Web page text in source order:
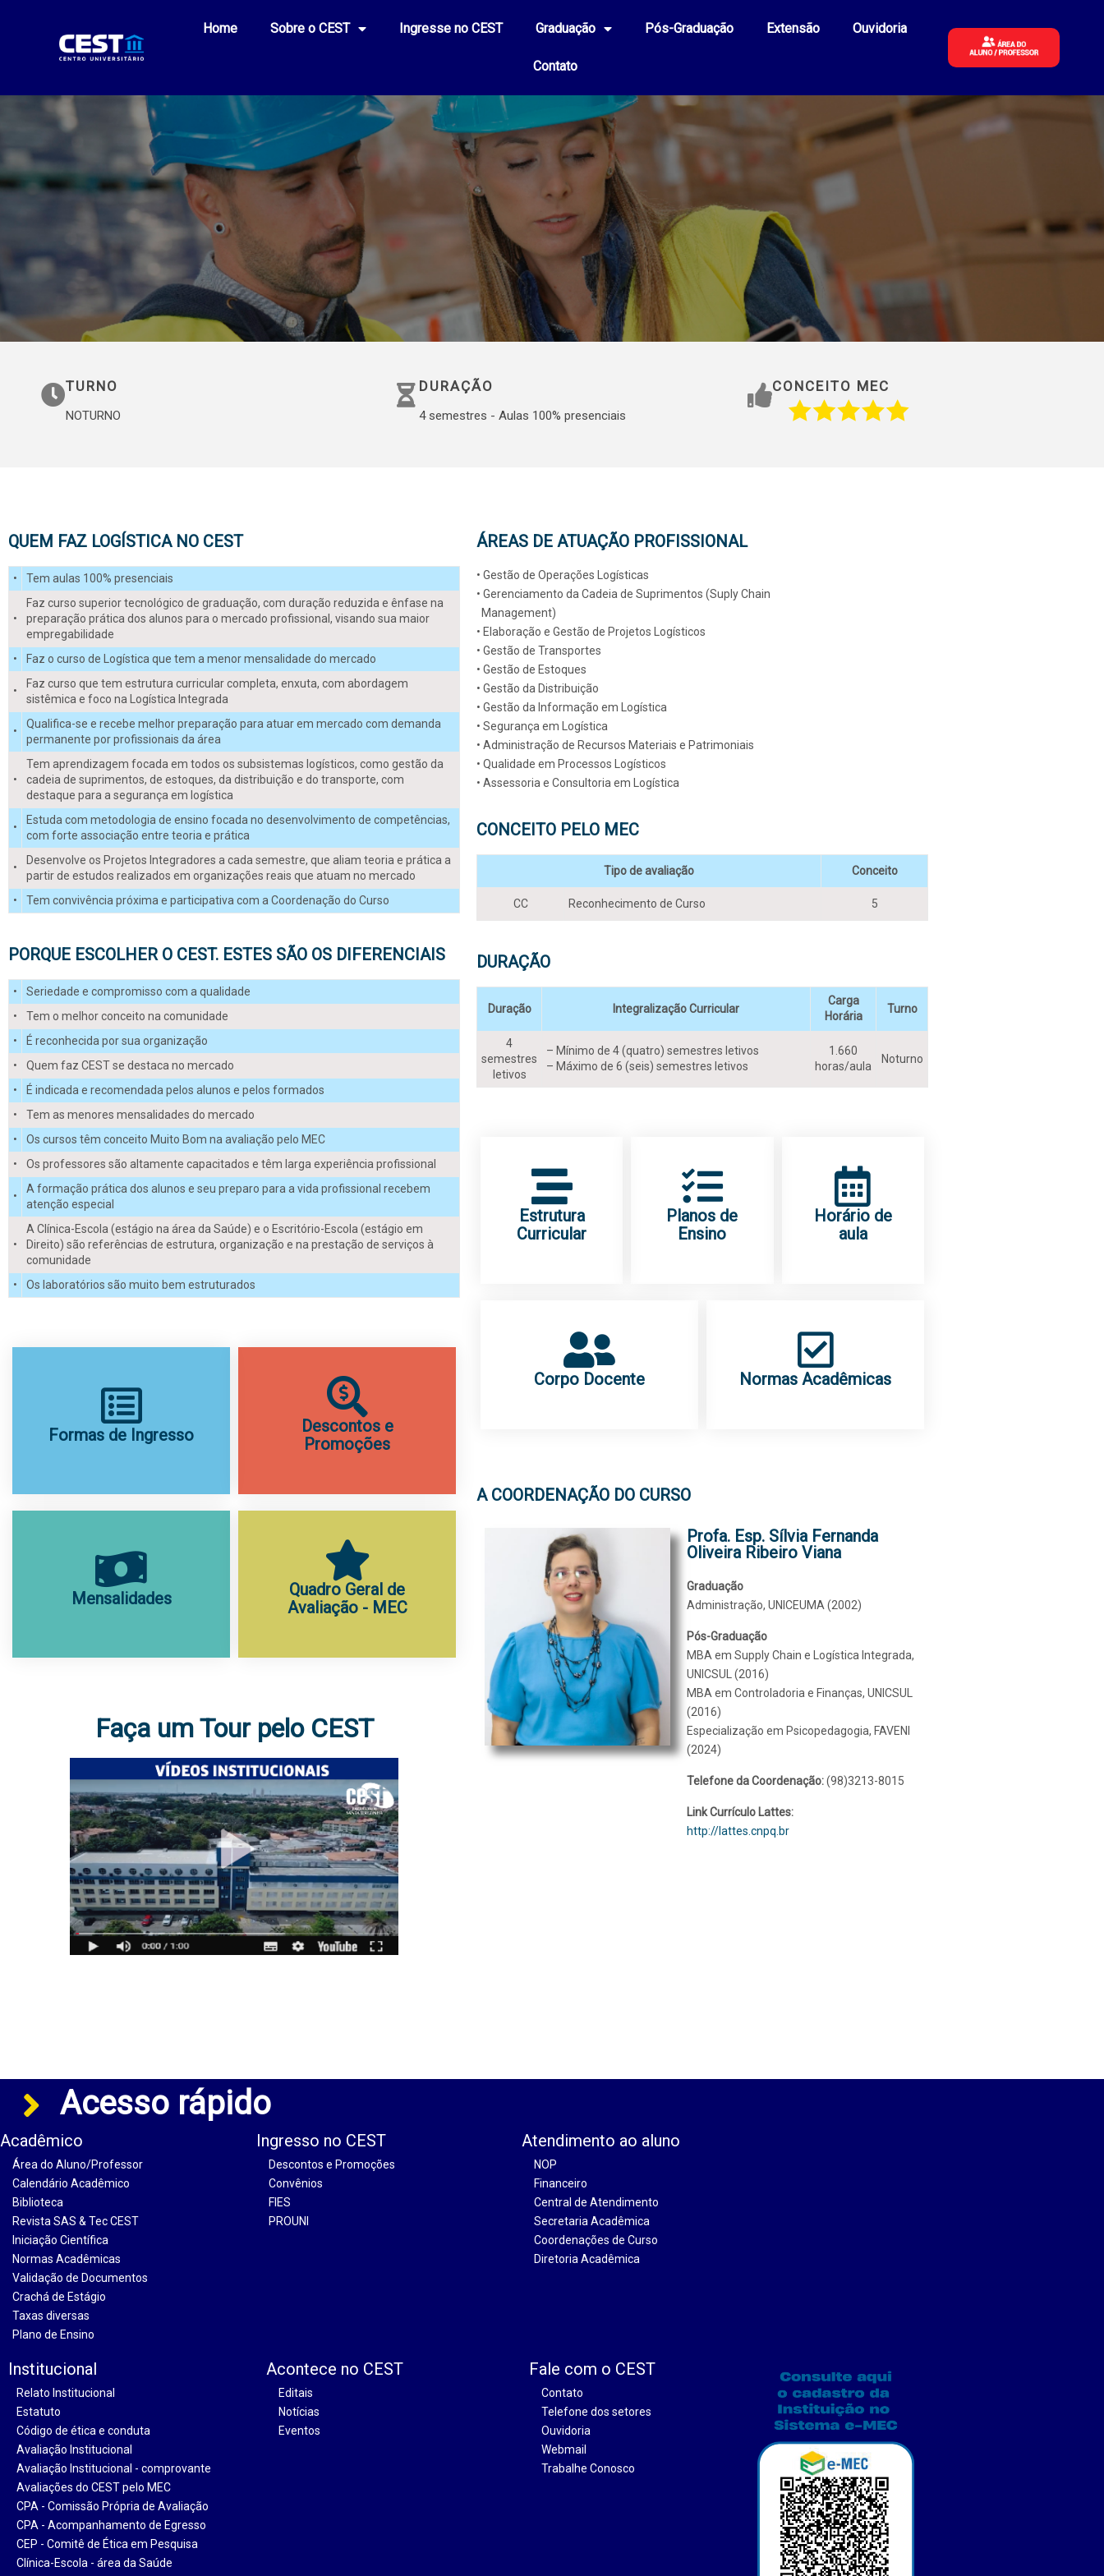
Home Sobre o CEST Ingresse no CEST Graduação Pós-Graduação Extensão Ouvidoria
Contato
FORMAS DE INGRESSO
TURNO
NOTURNO
DURAÇÃO
4 semestres - Aulas 100% presenciais
CONCEITO MEC
QUEM FAZ LOGÍSTICA NO CEST
• Tem aulas 100% presenciais
•
Faz curso superior tecnológico de graduação, com duração reduzida e ênfase na
preparação prática dos alunos para o mercado profissional, visando sua maior
empregabilidade
•
Faz o curso de Logística que tem a menor mensalidade do mercado
•
Faz curso que tem estrutura curricular completa, enxuta, com abordagem
sistêmica e foco na Logística Integrada
•
Qualifica-se e recebe melhor preparação para atuar em mercado com demanda
permanente por profissionais da área
•
Tem aprendizagem focada em todos os subsistemas logísticos, como gestão da
cadeia de suprimentos, de estoques, da distribuição e do transporte, com
destaque para a segurança em logística
•
Estuda com metodologia de ensino focada no desenvolvimento de competências,
com forte associação entre teoria e prática
•
Desenvolve os Projetos Integradores a cada semestre, que aliam teoria e prática a
partir de estudos realizados em organizações reais que atuam no mercado
•
Tem convivência próxima e participativa com a Coordenação do Curso
PORQUE ESCOLHER O CEST. ESTES SÃO OS DIFERENCIAIS
•
Seriedade e compromisso com a qualidade
•
Tem o melhor conceito na comunidade
•
É reconhecida por sua organização
•
Quem faz CEST se destaca no mercado
•
É indicada e recomendada pelos alunos e pelos formados
•
Tem as menores mensalidades do mercado
•
Os cursos têm conceito Muito Bom na avaliação pelo MEC
•
Os professores são altamente capacitados e têm larga experiência profissional
•
A formação prática dos alunos e seu preparo para a vida profissional recebem
atenção especial
•
A Clínica-Escola (estágio na área da Saúde) e o Escritório-Escola (estágio em
Direito) são referências de estrutura, organização e na prestação de serviços à
comunidade
•
Os laboratórios são muito bem estruturados
Formas de Ingresso
Descontos e
Promoções
Mensalidades
Quadro Geral de
Avaliação - MEC
Faça um Tour pelo CEST
ÁREAS DE ATUAÇÃO PROFISSIONAL
• Gestão de Operações Logísticas
• Gerenciamento da Cadeia de Suprimentos (Suply Chain
Management)
• Elaboração e Gestão de Projetos Logísticos
• Gestão de Transportes
• Gestão de Estoques
• Gestão da Distribuição
• Gestão da Informação em Logística
• Segurança em Logística
• Administração de Recursos Materiais e Patrimoniais
• Qualidade em Processos Logísticos
• Assessoria e Consultoria em Logística
CONCEITO PELO MEC
Tipo de avaliação Conceito
CC Reconhecimento de Curso 5
DURAÇÃO
Duração Integralização Curricular
Carga
Horária
Turno
4
semestres
letivos
– Mínimo de 4 (quatro) semestres letivos
– Máximo de 6 (seis) semestres letivos
1.660
horas/aula
Noturno
Estrutura
Curricular
Planos de
Ensino
Horário de
aula
Corpo Docente Normas Acadêmicas
A COORDENAÇÃO DO CURSO
Profa. Esp. Sílvia Fernanda
Oliveira Ribeiro Viana
Graduação
Administração, UNICEUMA (2002)
Pós-Graduação
MBA em Supply Chain e Logística Integrada,
UNICSUL (2016)
MBA em Controladoria e Finanças, UNICSUL
(2016)
Especialização em Psicopedagogia, FAVENI
(2024)
Telefone da Coordenação:(98)3213-8015
Link Currículo Lattes:
http://lattes.cnpq.br
Acesso rápido
Acadêmico
Área do Aluno/Professor
Calendário Acadêmico
Biblioteca
Revista SAS & Tec CEST
Iniciação Científica
Normas Acadêmicas
Validação de Documentos
Crachá de Estágio
Taxas diversas
Plano de Ensino
Ingresso no CEST
Descontos e Promoções
Convênios
FIES
PROUNI
Atendimento ao aluno
NOP
Financeiro
Central de Atendimento
Secretaria Acadêmica
Coordenações de Curso
Diretoria Acadêmica
Institucional
Relato Institucional
Estatuto
Código de ética e conduta
Avaliação Institucional
Avaliação Institucional - comprovante
Avaliações do CEST pelo MEC
CPA - Comissão Própria de Avaliação
CPA - Acompanhamento de Egresso
CEP - Comitê de Ética em Pesquisa
Clínica-Escola - área da Saúde
Acontece no CEST
Editais
Notícias
Eventos
Fale com o CEST
Contato
Telefone dos setores
Ouvidoria
Webmail
Trabalhe Conosco